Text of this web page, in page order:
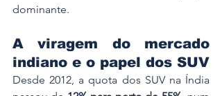
dominante.
A viragem do mercado
indiano e o papel dos SUV
Desde 2012, a quota dos SUV na Índia